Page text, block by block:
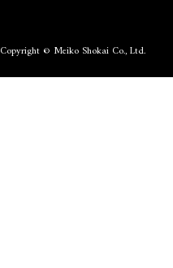
Copyright © Meiko Shokai Co., Ltd.